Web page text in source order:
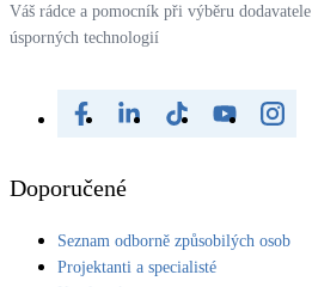
Váš rádce a pomocník při výběru dodavatele
úsporných technologií
Doporučené
Seznam odborně způsobilých osob
Projektanti a specialisté